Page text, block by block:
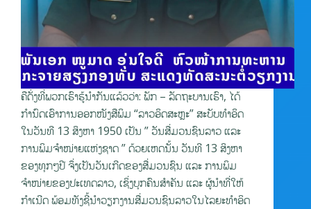
ຄືດັ່ງທີ່ພວກເຮົາຮູ້ນໍາກັນແລ້ວວ່າ: ພັກ – ລັດຖະບານເຮົາ, ໄດ້
ກຳນົດເອົາການອອກໜັງສືພິມ “ລາວອິດສະຫຼະ” ສະບັບທຳອິດ
ໃນວັນທີ 13 ສິງຫາ 1950 ເປັນ ” ວັນສື່ມວນຊົນລາວ ແລະ
ການພິມຈຳໜ່າຍແຫ່ງຊາດ ” ດ້ວຍເຫດນັ້ນ ວັນທີ 13 ສິງຫາ
ຂອງທຸກໆປີ ຈຶ່ງເປັນວັນເກີດຂອງສື່ມວນຊົນ ແລະ ການພິມ
ຈຳໜ່າຍຂອງປະເທດລາວ, ເຊິ່ງບຸກຄົນສຳຄັນ ແລະ ຜູ້ນຳທີ່ໃຫ້
ກຳເນີດ ພ້ອມທັງຊີ້ນຳວຽກງານສື່ມວນຊົນລາວໃນໄລຍະທຳອິດ